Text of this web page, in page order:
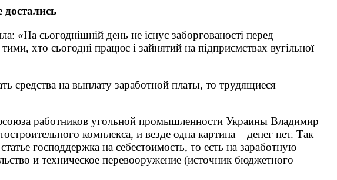
сьогоднішній день не існує заборгованості перед
хто сьогодні працює і зайнятий на підприємствах вугільної
средства на выплату заработной платы, то трудящиеся
работников угольной промышленности Украины Владимир
комплекса, и везде одна картина – денег нет. Так
господдержка на себестоимость, то есть на заработную
и техническое перевооружение (источник бюджетного